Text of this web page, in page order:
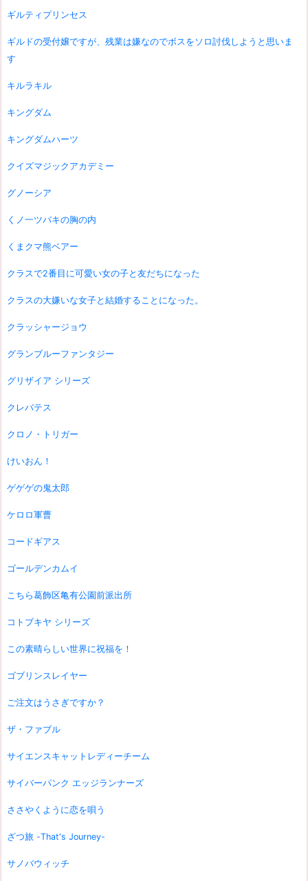
ギルティプリンセス
ギルドの受付嬢ですが、残業は嫌なのでボスをソロ討伐しようと思いま
す
キルラキル
キングダム
キングダムハーツ
クイズマジックアカデミー
グノーシア
くノ一ツバキの胸の内
くまクマ熊ベアー
クラスで2番目に可愛い女の子と友だちになった
クラスの大嫌いな女子と結婚することになった。
クラッシャージョウ
グランブルーファンタジー
グリザイア シリーズ
クレバテス
クロノ・トリガー
けいおん！
ゲゲゲの鬼太郎
ケロロ軍曹
コードギアス
ゴールデンカムイ
こちら葛飾区亀有公園前派出所
コトブキヤ シリーズ
この素晴らしい世界に祝福を！
ゴブリンスレイヤー
ご注文はうさぎですか？
ザ・ファブル
サイエンスキャットレディーチーム
サイバーパンク エッジランナーズ
ささやくように恋を唄う
ざつ旅 -That's Journey-
サノバウィッチ